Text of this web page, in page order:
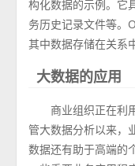
构化数据的示例。它
务历史记录文件等。
其中数据存储在关系中
大数据的应用
商业组织正在利
管大数据分析以来，
数据还有助于高端的